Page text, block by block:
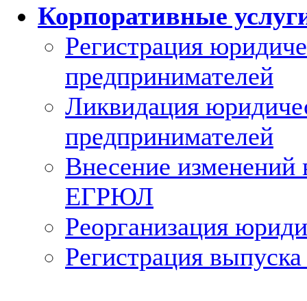
Корпоративные
Регистрация
предпринимателей
Ликвидация
предпринимателей
Внесение
ЕГРЮЛ
Реорганизация
Регистрация